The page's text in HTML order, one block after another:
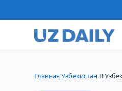
Главная›Узбекистан›В